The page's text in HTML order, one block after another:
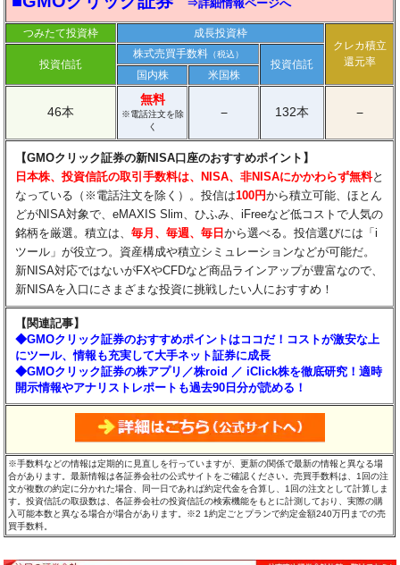
⇒詳細情報ページへ
つみたて投資枠
成長投資枠
クレカ積立
還元率
投資信託
株式売買手数料（税込）
投資信託
国内株
米国株
46本
無料
※電話注文を除
く
− 132本 −
【GMOクリック証券の新NISA口座のおすすめポイント】
日本株、投資信託の取引手数料は、NISA、非NISAにかかわらず無料と
なっている（※電話注文を除く）。投信は100円から積立可能、ほとん
どがNISA対象で、eMAXIS Slim、ひふみ、iFreeなど低コストで人気の
銘柄を厳選。積立は、毎月、毎週、毎日から選べる。投信選びには「i
ツール」が役立つ。資産構成や積立シミュレーションなどが可能だ。
新NISA対応ではないがFXやCFDなど商品ラインアップが豊富なので、
新NISAを入口にさまざまな投資に挑戦したい人におすすめ！
【関連記事】
◆GMOクリック証券のおすすめポイントはココだ！コストが激安な上
にツール、情報も充実して大手ネット証券に成長
◆GMOクリック証券の株アプリ／株roid ／ iClick株を徹底研究！適時
開示情報やアナリストレポートも過去90日分が読める！
※手数料などの情報は定期的に見直しを行っていますが、更新の関係で最新の情報と異なる場
合があります。最新情報は各証券会社の公式サイトをご確認ください。売買手数料は、1回の注
文が複数の約定に分かれた場合、同一日であれば約定代金を合算し、1回の注文として計算しま
す。投資信託の取扱数は、各証券会社の投資信託の検索機能をもとに計測しており、実際の購
入可能本数と異なる場合が場合があります。※2 1約定ごとプランで約定金額240万円までの売
買手数料。